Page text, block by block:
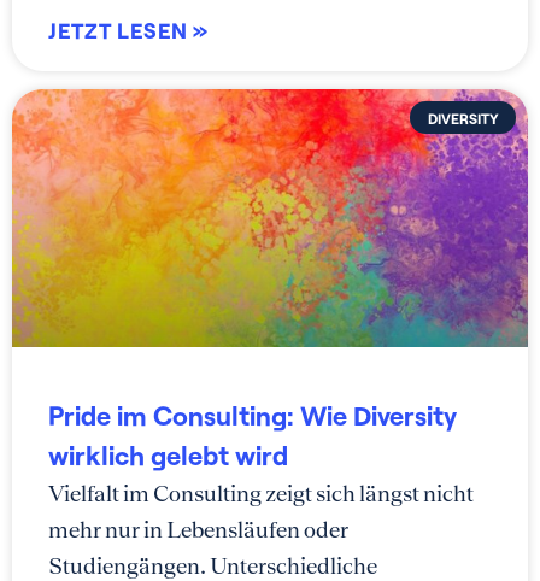
JETZT LESEN »
DIVERSITY
Pride im Consulting: Wie Diversity
wirklich gelebt wird
Vielfalt im Consulting zeigt sich längst nicht
mehr nur in Lebensläufen oder
Studiengängen. Unterschiedliche